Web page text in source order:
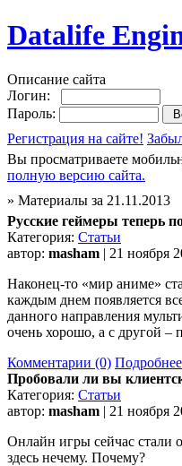
Datalife
Описание сайта
Логин:
Пароль:
Регистрация на сайте!
Вы просматриваете
полную версию сайта.
» Материалы за 21.11.2013
Русские геймеры теперь
Категория: Статьи
автор: masham | 21 ноября
Наконец-то «мир аниме»
каждым днем появляется
данного направления
очень хорошо, а с другой –
Комментарии (0) Подробнее
Пробовали ли вы
Категория: Статьи
автор: masham | 21 ноября
Онлайн игры сейчас стали
здесь нечему. Почему?